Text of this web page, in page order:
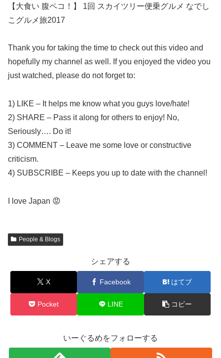
【大食い 腹ペコ！】 1回 スカイツリー便乗グルメ なでし
こグルメ旅2017
Thank you for taking the time to check out this video and
hopefully my channel as well. If you enjoyed the video you
just watched, please do not forget to:
1) LIKE – It helps me know what you guys love/hate!
2) SHARE – Pass it along for others to enjoy! No,
Seriously…. Do it!
3) COMMENT – Leave me some love or constructive
criticism.
4) SUBSCRIBE – Keeps you up to date with the channel!
I love Japan 😡
People & Blogs
シェアする
X Facebook はてブ
Pocket LINE コピー
いーぐるめをフォローする